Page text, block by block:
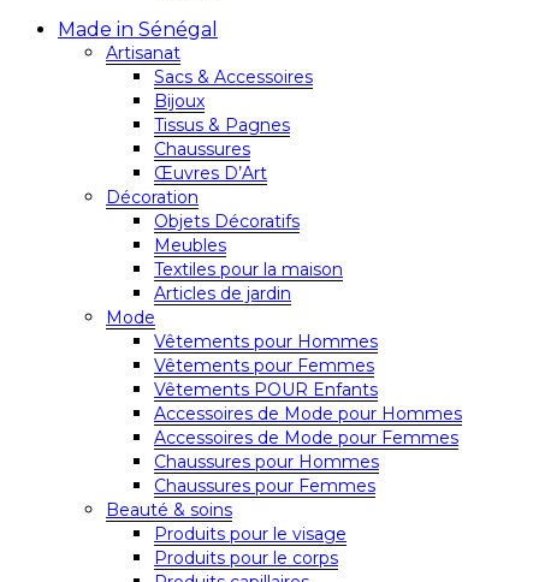
Made in Sénégal
Artisanat
Sacs & Accessoires
Bijoux
Tissus & Pagnes
Chaussures
Œuvres D’Art
Décoration
Objets Décoratifs
Meubles
Textiles pour la maison
Articles de jardin
Mode
Vêtements pour Hommes
Vêtements pour Femmes
Vêtements POUR Enfants
Accessoires de Mode pour Hommes
Accessoires de Mode pour Femmes
Chaussures pour Hommes
Chaussures pour Femmes
Beauté & soins
Produits pour le visage
Produits pour le corps